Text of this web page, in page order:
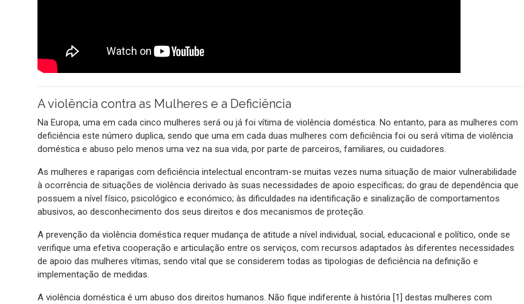
A violência contra as Mulheres e a Deficiência
Na Europa, uma em cada cinco mulheres será ou já foi vítima de violência doméstica. No entanto, para as mulheres com
deficiência este número duplica, sendo que uma em cada duas mulheres com deficiência foi ou será vítima de violência
doméstica e abuso pelo menos uma vez na sua vida, por parte de parceiros, familiares, ou cuidadores.
As mulheres e raparigas com deficiência intelectual encontram-se muitas vezes numa situação de maior vulnerabilidade
à ocorrência de situações de violência derivado às suas necessidades de apoio específicas; do grau de dependência que
possuem a nível físico, psicológico e económico; às dificuldades na identificação e sinalização de comportamentos
abusivos, ao desconhecimento dos seus direitos e dos mecanismos de proteção.
A prevenção da violência doméstica requer mudança de atitude a nível individual, social, educacional e político, onde se
verifique uma efetiva cooperação e articulação entre os serviços, com recursos adaptados às diferentes necessidades
de apoio das mulheres vítimas, sendo vital que se considerem todas as tipologias de deficiência na definição e
implementação de medidas.
A violência doméstica é um abuso dos direitos humanos. Não fique indiferente à história [1] destas mulheres com